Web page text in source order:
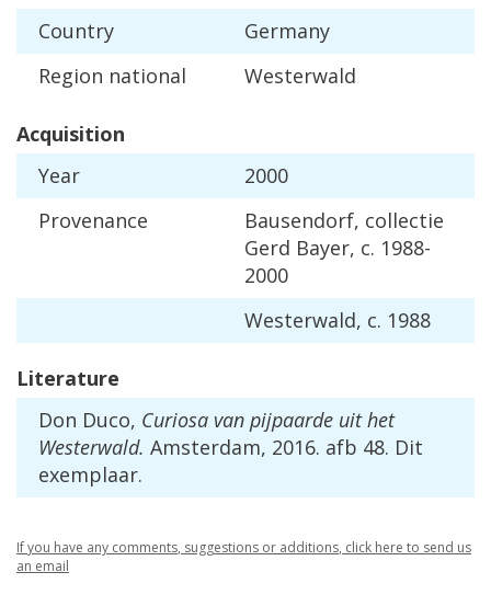
Country
Germany
Region national Westerwald
Acquisition
Year
2000
Provenance
Bausendorf, collectie
Gerd Bayer, c. 1988-
2000
Westerwald, c. 1988
Literature
Don Duco, Curiosa van pijpaarde uit het
Westerwald. Amsterdam, 2016. afb 48. Dit
exemplaar.
Ifyou have any comments, suggestions or additions, click here to send us
an email